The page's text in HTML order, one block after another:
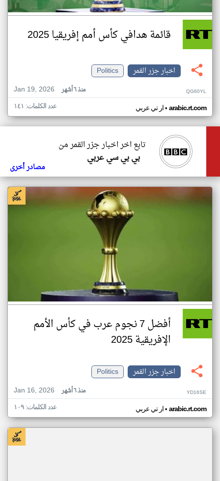
قائمة هدافي كأس أمم إفريقيا 2025
اخبار جزر القمر
Politics
Jan 19, 2026
منذ ٦ أشهر QG60YL
ار تي عربي• arabic.rt.com عدد الكلمات: ١٤١
تابع اخر اخبار جزر القمر من
بي بي سي عربي
مصادر أخرى
أفضل 7 نجوم عرب في كأس الأمم
الإفريقية 2025
اخبار جزر القمر
Politics
Jan 16, 2026
منذ ٦ أشهر YD16SE
ار تي عربي• arabic.rt.com عدد الكلمات: ١٠٩